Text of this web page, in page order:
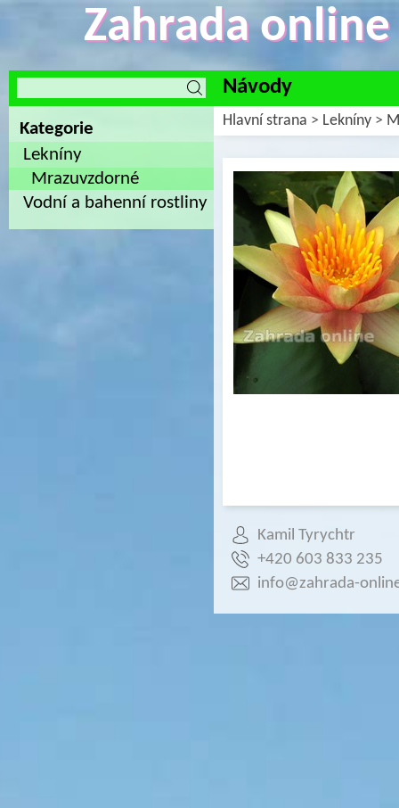
Zahrada
Návody
Kategorie
Lekníny
Mrazuvzdorné
Vodní a bahenní rostliny
Hlavní strana > Lekníny >
Kamil Tyrychtr
+420 603 833 235
info@zahrada-